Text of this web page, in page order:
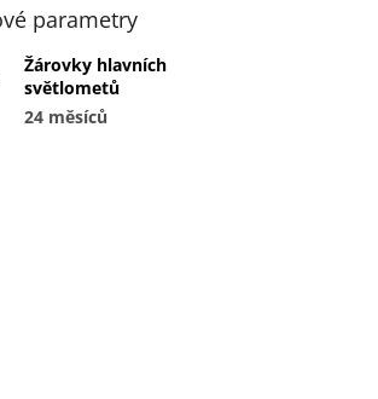
parametry
Žárovky hlavních
světlometů
24 měsíců